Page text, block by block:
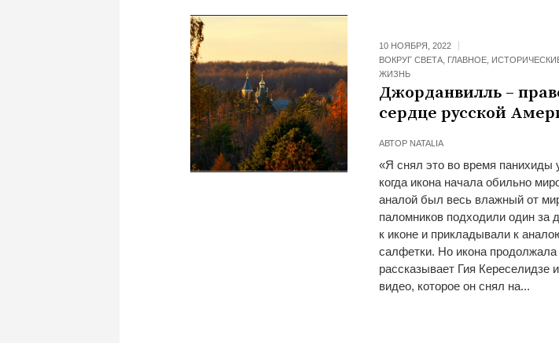
10 НОЯБРЯ, 2022
ВОКРУГ СВЕТА, ГЛАВНОЕ,
ЖИЗНЬ
Джорданвилль –
сердце русской
АВТОР NATALIA
«Я снял это во время панихиды
когда икона начала обильно
аналой был весь влажный от
паломников подходили один за
к иконе и прикладывали к
салфетки. Но икона
рассказывает Гия Кереселидзе
видео, которое он снял на...